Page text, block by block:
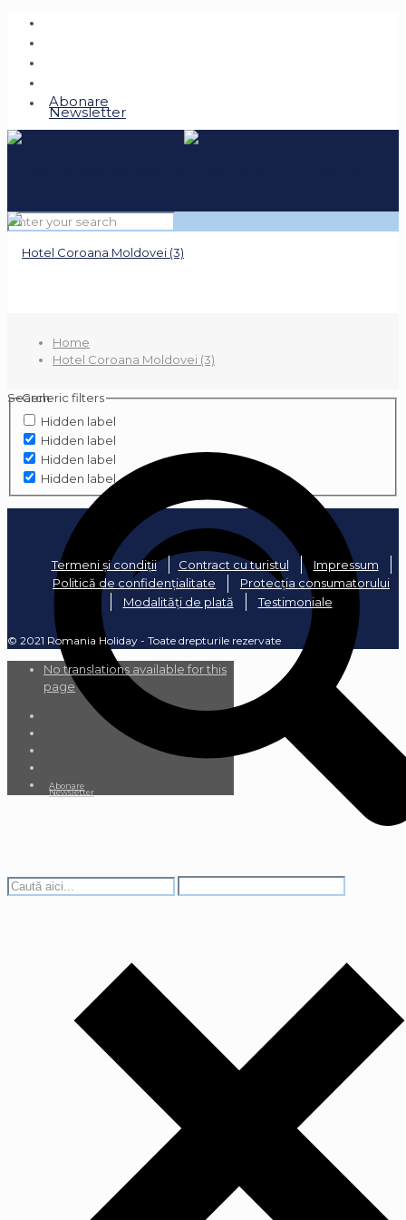
Abonare
Newsletter
Home
Hotel Coroana Moldovei (3)
Search
Generic filters
Hidden label
Hidden label
Hidden label
Hidden label
Termeni și condiții Contract cu turistul
Impressum
Politică de confidențialitate
Protecția consumatorului
Modalități de plată
Testimoniale
© 2021 Romania Holiday - Toate drepturile rezervate
No translations available for this
page
Abonare
Newsletter